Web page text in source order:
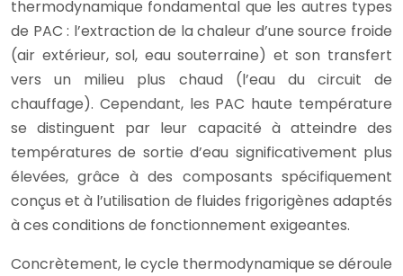
thermodynamique fondamental que les autres types
de PAC : l’extraction de la chaleur d’une source froide
(air extérieur, sol, eau souterraine) et son transfert
vers un milieu plus chaud (l’eau du circuit de
chauffage). Cependant, les PAC haute température
se distinguent par leur capacité à atteindre des
températures de sortie d’eau significativement plus
élevées, grâce à des composants spécifiquement
conçus et à l’utilisation de fluides frigorigènes adaptés
à ces conditions de fonctionnement exigeantes.
Concrètement, le cycle thermodynamique se déroule